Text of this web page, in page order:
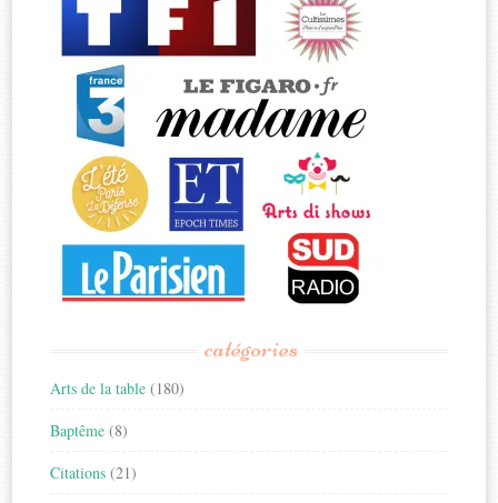
catégories
Arts de la table (180)
Baptême (8)
Citations (21)